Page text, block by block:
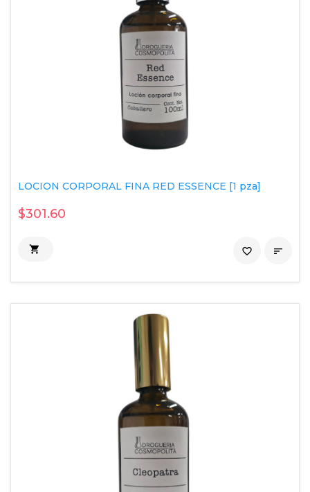
LOCION CORPORAL FINA RED ESSENCE [1 pza]
$301.60
 
favorite_border